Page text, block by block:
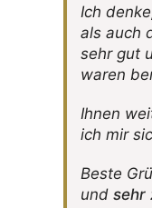
Ich
als auch
sehr gut
waren
Ihnen
ich mir
Beste
und sehr